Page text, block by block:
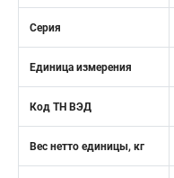
Серия
Единица измерения
Код ТН ВЭД
Вес нетто единицы, кг